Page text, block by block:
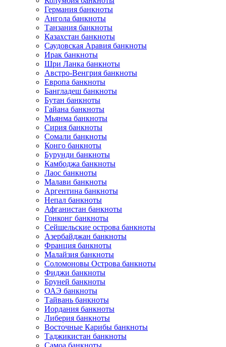
Германия банкноты
Ангола банкноты
Танзания банкноты
Казахстан банкноты
Саудовская Аравия банкноты
Ирак банкноты
Шри Ланка банкноты
Австро-Венгрия банкноты
Европа банкноты
Бангладеш банкноты
Бутан банкноты
Гайана банкноты
Мьянма банкноты
Сирия банкноты
Сомали банкноты
Конго банкноты
Бурунди банкноты
Камбоджа банкноты
Лаос банкноты
Малави банкноты
Аргентина банкноты
Непал банкноты
Афганистан банкноты
Гонконг банкноты
Сейшельские острова банкноты
Азербайджан банкноты
Франция банкноты
Малайзия банкноты
Соломоновы Острова банкноты
Фиджи банкноты
Бруней банкноты
ОАЭ банкноты
Тайвань банкноты
Иордания банкноты
Либерия банкноты
Восточные Карибы банкноты
Таджикистан банкноты
Самоа банкноты